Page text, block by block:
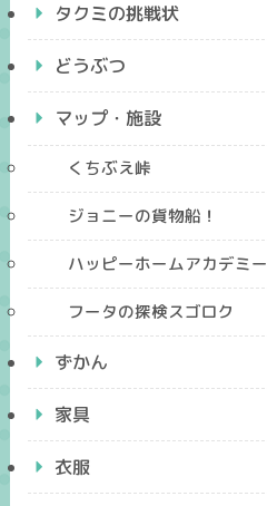
タクミの挑戦状
どうぶつ
マップ・施設
くちぶえ峠
ジョニーの貨物船！
ハッピーホームアカデミー
フータの探検スゴロク
ずかん
家具
衣服